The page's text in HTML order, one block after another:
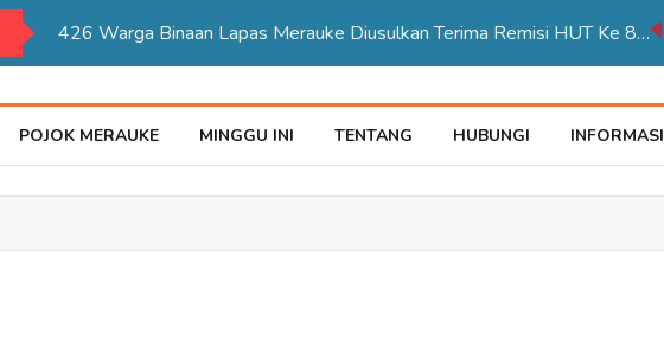
Kadisdukcapil Merauke Tegaskan Pelayana KTP Sesuai SOP
POJOK MERAUKE MINGGU INI TENTANG HUBUNGI INFORMASI